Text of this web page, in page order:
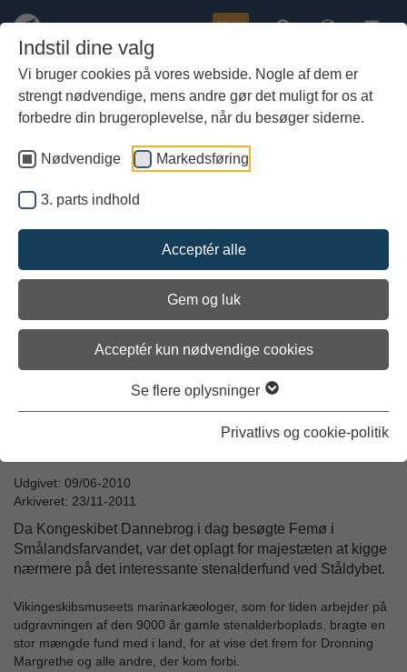
Indstil dine valg
Vi bruger cookies på vores webside. Nogle af dem er
strengt nødvendige, mens andre gør det muligt for os at
forbedre din brugeroplevelse, når du besøger siderne.
Nødvendige Markedsføring
3. parts indhold
Acceptér alle
Gem og luk
Acceptér kun nødvendige cookies
Se flere oplysninger
Privatlivs og cookie-politik
indhold
Køb
Arkiveret
Dronning kaster glans over
marinarkæologi
Dronningen og prinsgemalen beundrer en såkaldt trykstok af kronhjortegevir, fundet på 12
meters dybde på Danmarks hidtil dybest beliggende stenalderboplads. Jørgen Dencker
Udgivet: 09/06-2010
Arkiveret: 23/11-2011
Da Kongeskibet Dannebrog i dag besøgte Femø i
Smålandsfarvandet, var det oplagt for majestæten at kigge
nærmere på det interessante stenalderfund ved Ståldybet.
Vikingeskibsmuseets marinarkæologer, som for tiden arbejder på
udgravningen af den 9000 år gamle stenalderboplads, bragte en
stor mængde fund med i land, for at vise det frem for Dronning
Margrethe og alle andre, der kom forbi.